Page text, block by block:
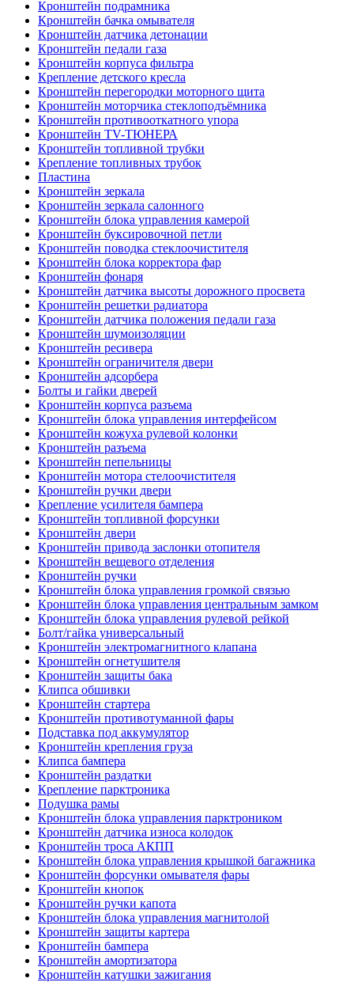
Кронштейн подрамника
Кронштейн бачка омывателя
Кронштейн датчика детонации
Кронштейн педали газа
Кронштейн корпуса фильтра
Крепление детского кресла
Кронштейн перегородки моторного щита
Кронштейн моторчика стеклоподъёмника
Кронштейн противооткатного упора
Кронштейн TV-ТЮНЕРА
Кронштейн топливной трубки
Крепление топливных трубок
Пластина
Кронштейн зеркала
Кронштейн зеркала салонного
Кронштейн блока управления камерой
Кронштейн буксировочной петли
Кронштейн поводка стеклоочистителя
Кронштейн блока корректора фар
Кронштейн фонаря
Кронштейн датчика высоты дорожного просвета
Кронштейн решетки радиатора
Кронштейн датчика положения педали газа
Кронштейн шумоизоляции
Кронштейн ресивера
Кронштейн ограничителя двери
Кронштейн адсорбера
Болты и гайки дверей
Кронштейн корпуса разъема
Кронштейн блока управления интерфейсом
Кронштейн кожуха рулевой колонки
Кронштейн разъема
Кронштейн пепельницы
Кронштейн мотора стелоочистителя
Кронштейн ручки двери
Крепление усилителя бампера
Кронштейн топливной форсунки
Кронштейн двери
Кронштейн привода заслонки отопителя
Кронштейн вещевого отделения
Кронштейн ручки
Кронштейн блока управления громкой связью
Кронштейн блока управления центральным замком
Кронштейн блока управления рулевой рейкой
Болт/гайка универсальный
Кронштейн электромагнитного клапана
Кронштейн огнетушителя
Кронштейн защиты бака
Клипса обшивки
Кронштейн стартера
Кронштейн противотуманной фары
Подставка под аккумулятор
Кронштейн крепления груза
Клипса бампера
Кронштейн раздатки
Крепление парктроника
Подушка рамы
Кронштейн блока управления парктроником
Кронштейн датчика износа колодок
Кронштейн троса АКПП
Кронштейн блока управления крышкой багажника
Кронштейн форсунки омывателя фары
Кронштейн кнопок
Кронштейн ручки капота
Кронштейн блока управления магнитолой
Кронштейн защиты картера
Кронштейн бампера
Кронштейн амортизатора
Кронштейн катушки зажигания